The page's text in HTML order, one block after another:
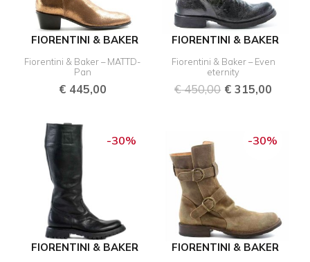
FIORENTINI & BAKER
Fiorentini & Baker – MATTD-
Pan
€445,00
FIORENTINI & BAKER
Fiorentini & Baker – Even
eternity
€450,00 € 315,00
-30%
FIORENTINI & BAKER
prijs
was:
is:
€ 357,00.
-30%
FIORENTINI & BAKER
was:
is: